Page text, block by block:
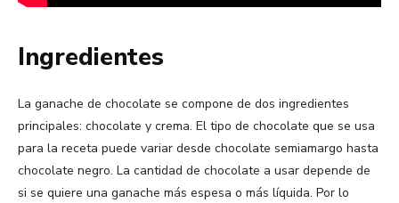
Ingredientes
La ganache de chocolate se compone de dos ingredientes
principales: chocolate y crema. El tipo de chocolate que se usa
para la receta puede variar desde chocolate semiamargo hasta
chocolate negro. La cantidad de chocolate a usar depende de
si se quiere una ganache más espesa o más líquida. Por lo